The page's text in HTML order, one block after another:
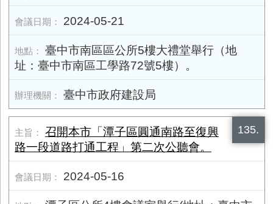
2024-05-21
臺中市南區區公所5樓大禮堂舉行（地
址：臺中市南區工學路72號5樓）。
臺中市政府建設局
135.
召開本市「潭子區圓通南路至復興
路一段道路打通工程」第二次公聽會。
2024-05-16